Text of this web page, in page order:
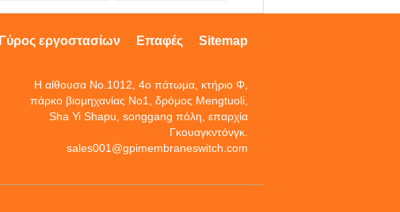
Sitemap
Επαφές
Γύρος εργοστασίων
Η αίθουσα No.1012, 4ο πάτωμα, κτήριο Φ,
πάρκο βιομηχανίας No1, δρόμος Mengtuoli,
Sha Yi Shapu, songgang πόλη, επαρχία
Γκουαγκντόνγκ.
sales001@gpimembraneswitch.com